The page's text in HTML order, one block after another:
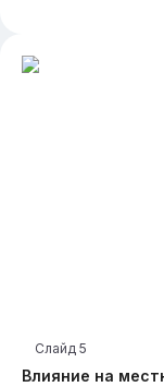
Влияние на
Слайд 5